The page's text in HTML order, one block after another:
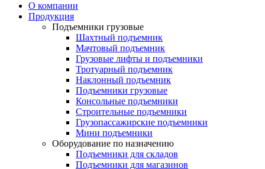
О компании
Продукция
Подъемники грузовые
Шахтный подъемник
Мачтовый подъемник
Грузовые лифты и подъемники
Тротуарный подъемник
Наклонный подъемник
Подъемники грузовые
Консольные подъемники
Строительные подъемники
Грузопассажирские подъемники
Мини подъемники
Оборудование по назначению
Подъемники для складов
Подъемники для магазинов